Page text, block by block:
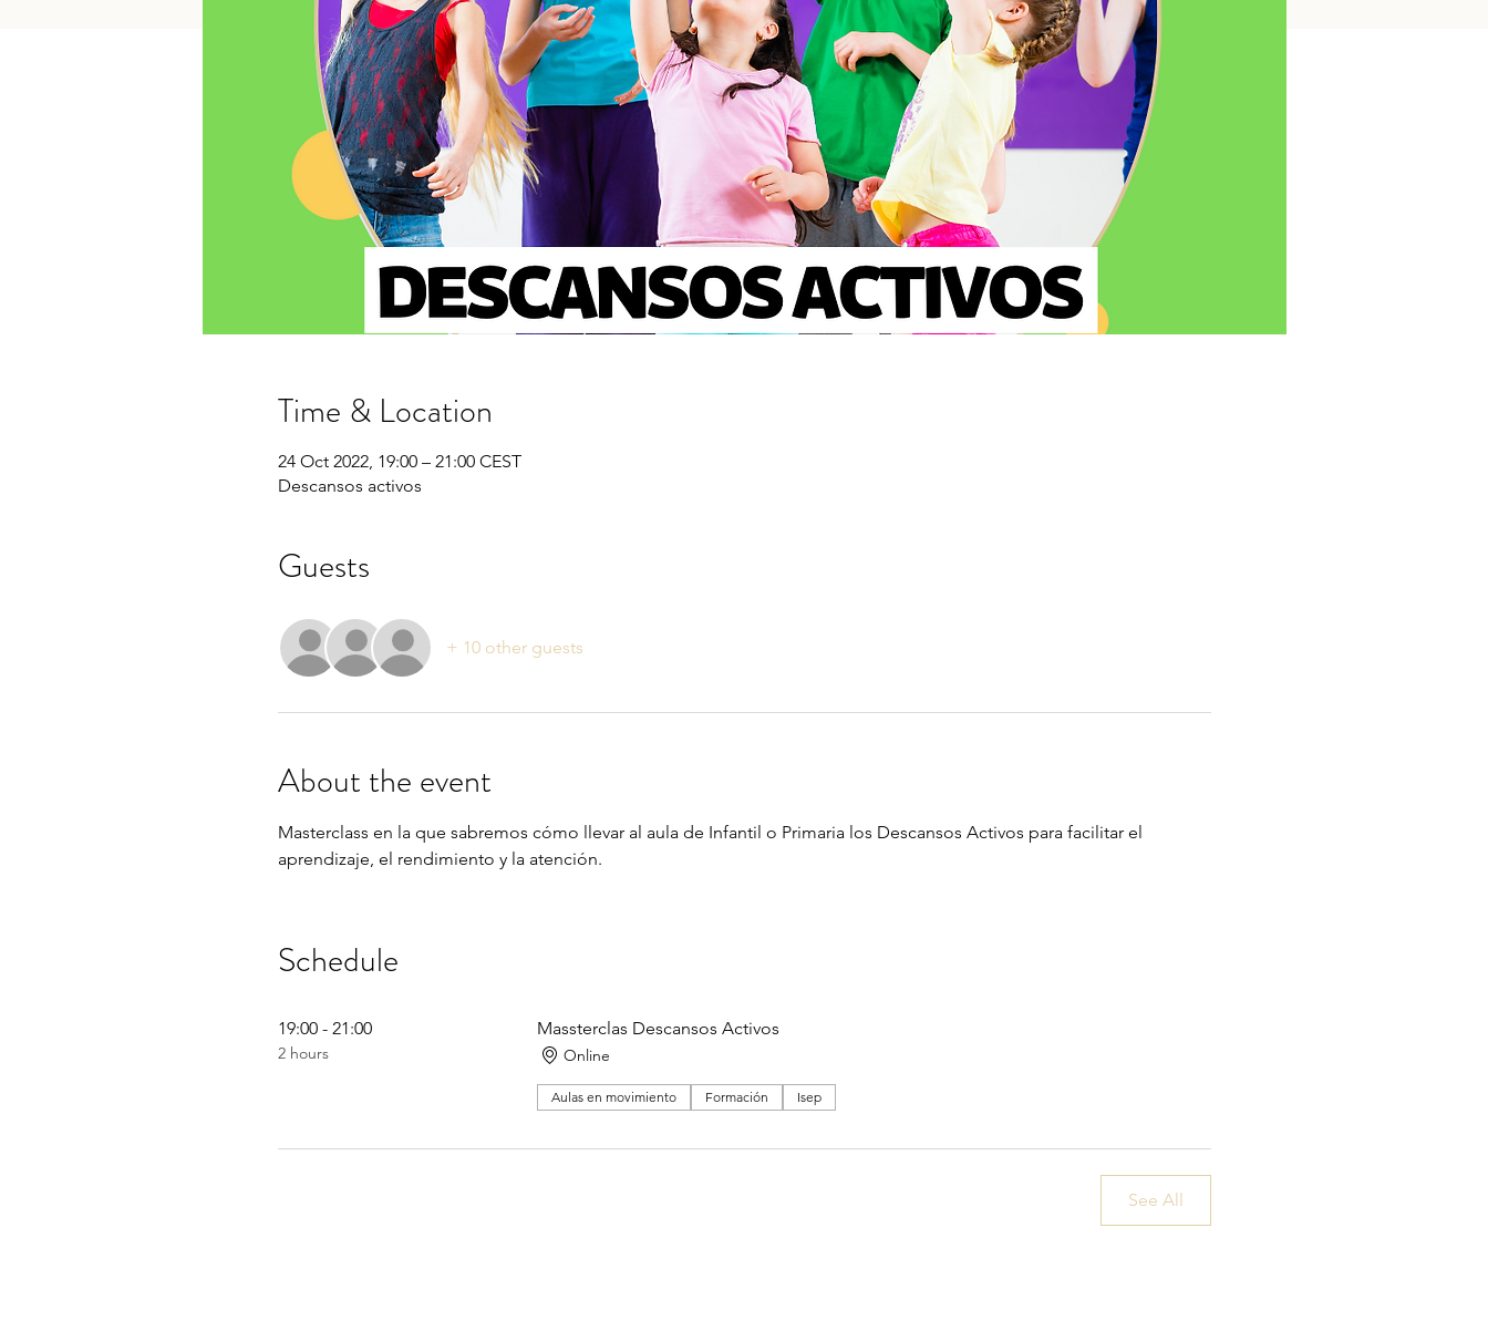
Time & Location
24 Oct 2022, 19:00 – 21:00 CEST
Descansos activos
Guests
+ 10 other guests
About the event
Masterclass en la que sabremos cómo llevar al aula de Infantil o Primaria los Descansos Activos para facilitar el
aprendizaje, el rendimiento y la atención.
Schedule
19:00 - 21:00
2 hours
Massterclas Descansos Activos
Online
Aulas en movimiento Formación Isep
See All